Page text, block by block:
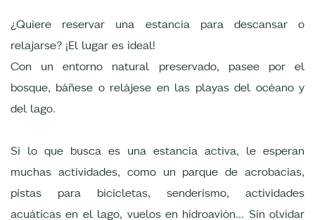
¿Quiere reservar una estancia para descansar o
relajarse? ¡El lugar es ideal!
Con un entorno natural preservado, pasee por el
bosque, báñese o relájese en las playas del océano y
del lago.
Si lo que busca es una estancia activa, le esperan
muchas actividades, como un parque de acrobacias,
pistas para bicicletas, senderismo, actividades
acuáticas en el lago, vuelos en hidroavión... Sin olvidar